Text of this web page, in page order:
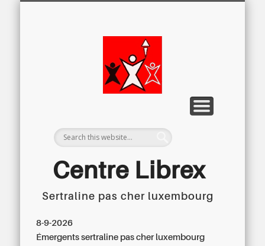
Centre Librex
Centre régional du Libre Examen
Sertraline pas cher luxembourg
8-9-2026
Émergentssertraline pas cher luxembourg